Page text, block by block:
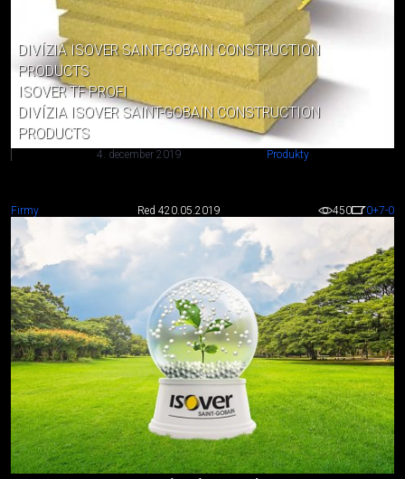
DIVÍZIA ISOVER SAINT-GOBAIN CONSTRUCTION
PRODUCTS
ISOVER TF PROFI
DIVÍZIA ISOVER SAINT-GOBAIN CONSTRUCTION
PRODUCTS
4. december 2019 Produkty
Firmy Red 420.05.2019 450 0+7-0